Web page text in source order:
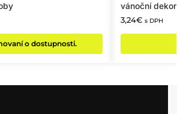
o dostupnosti.
vánoční
3,24€ s DPH